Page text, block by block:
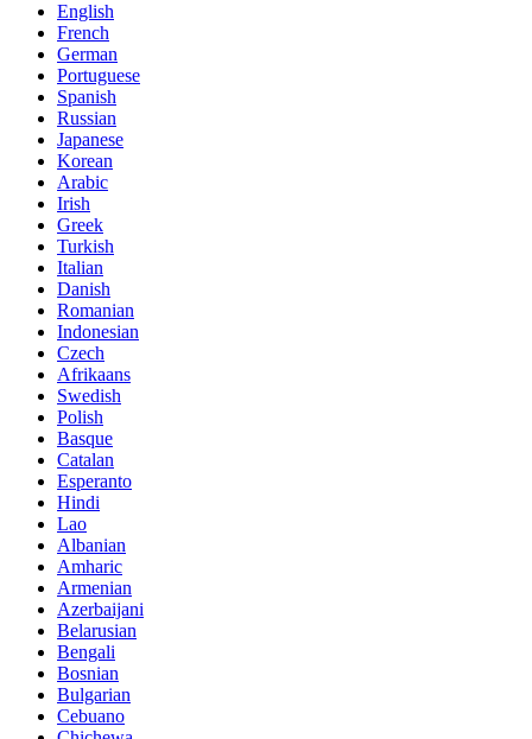
English
French
German
Portuguese
Spanish
Russian
Japanese
Korean
Arabic
Irish
Greek
Turkish
Italian
Danish
Romanian
Indonesian
Czech
Afrikaans
Swedish
Polish
Basque
Catalan
Esperanto
Hindi
Lao
Albanian
Amharic
Armenian
Azerbaijani
Belarusian
Bengali
Bosnian
Bulgarian
Cebuano